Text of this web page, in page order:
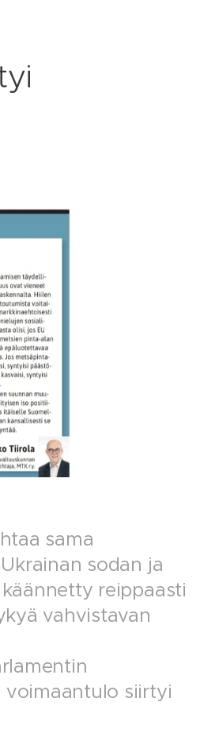
sama
sodan ja
reippaasti
vahvistavan
voimaantulo siirtyi